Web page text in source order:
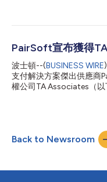
射學技術解決方案，並持
體，旨在提升MRI成像速
組織和頂尖學術機構正在
並改善病患就醫體驗。如
的1,700多家醫療機構提
600萬例MRI檢查。 醫療
PairSoft宣布獲得
波士頓--(BUSINESS WIRE
支付解決方案傑出供應商
權公司TA Associates（以
方案，為全球中型市場與
件管理工作流程。該公司
Oracle NetSuite、
P2P生命週期提高能見度
Back to Newsroom